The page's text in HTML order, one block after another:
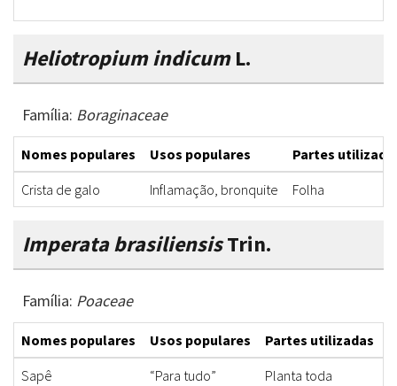
Heliotropium indicumL.
Família: Boraginaceae
Nomes populares Usos populares
Partes
Crista de galo
Inflamação, bronquite Folha
Imperata brasiliensisTrin.
Família: Poaceae
Nomes populares Usos populares Partes utilizadas
Sapê
“Para tudo” Planta toda